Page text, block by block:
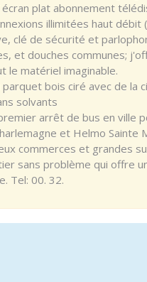
plat abonnement
illimitées haut débit
clé de sécurité et
et douches communes;
le matériel imaginable.
bois ciré avec de la
solvants
arrêt de bus en ville
et Helmo Sainte
commerces et grandes
sans problème qui offre
Tel: 00. 32.